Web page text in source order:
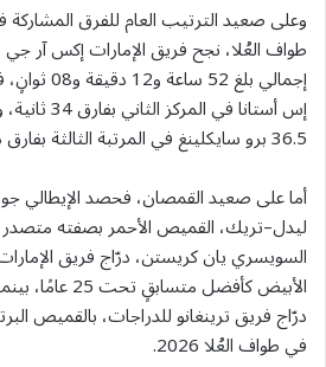
وعلى صعيد الترتيب العام للفرق
طواف العُلا، نجح فريق الإمارات إكس آر
إجمالي
إس أستانا في
36.5 برو سايكلينغ في المرتبة الثالثة بفارق دقيقتين و6 ثوانٍ.
أما على صعيد القمصان، فحصد الإيطالي
ليدل–تريك، القميص الأحمر بصفته متصدر
السويسري يان كريستن، درّاج فريق
الأبيض كأفضل
درّاج فريق ترينغانو للدراجات، بالقميص
في طواف العُلا 2026.